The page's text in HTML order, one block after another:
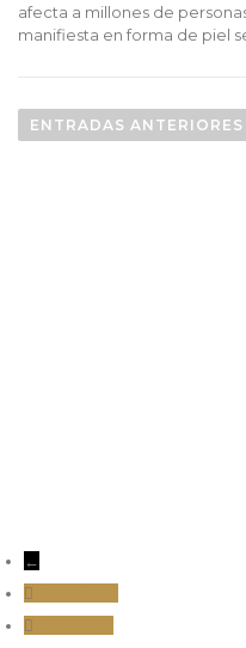
afecta a millones de
manifiesta en forma de piel
ENTRADAS ANTERIORES
←